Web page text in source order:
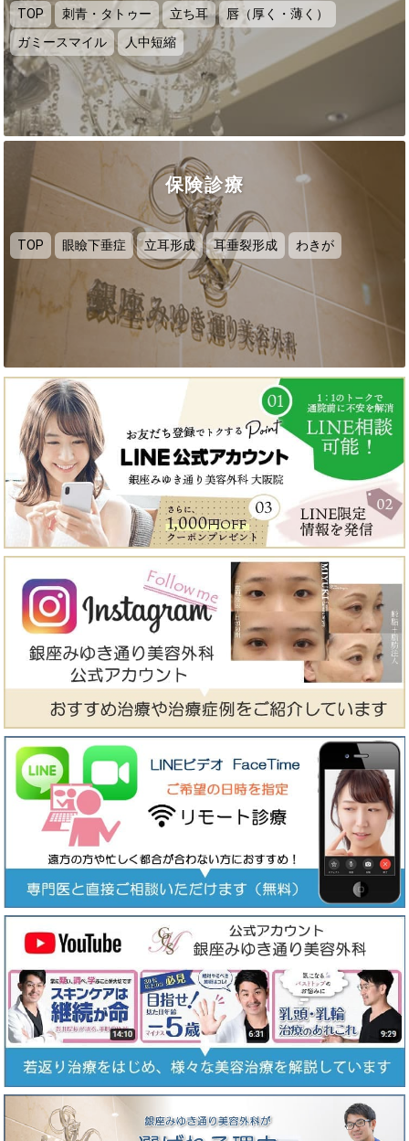
TOP 刺青・タトゥー 立ち耳
唇（厚く・薄く）
ガミースマイル
人中短縮
保険診療
TOP 眼瞼下垂症 立耳形成 耳垂裂形成 わきが